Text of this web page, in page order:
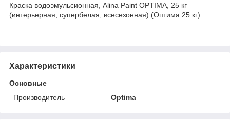
Краска водоэмульсионная, Alina Paint OPTIMA, 25 кг
(интерьерная, супербелая, всесезонная) (Оптима 25 кг)
Характеристики
Основные
Производитель
Optima